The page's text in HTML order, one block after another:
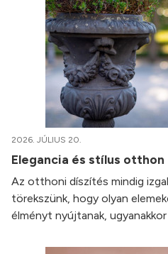
2026. JÚLIUS 20.
Elegancia és stílus otthon
Az otthoni díszítés mindig
törekszünk, hogy olyan
élményt nyújtanak, ugyanakkor